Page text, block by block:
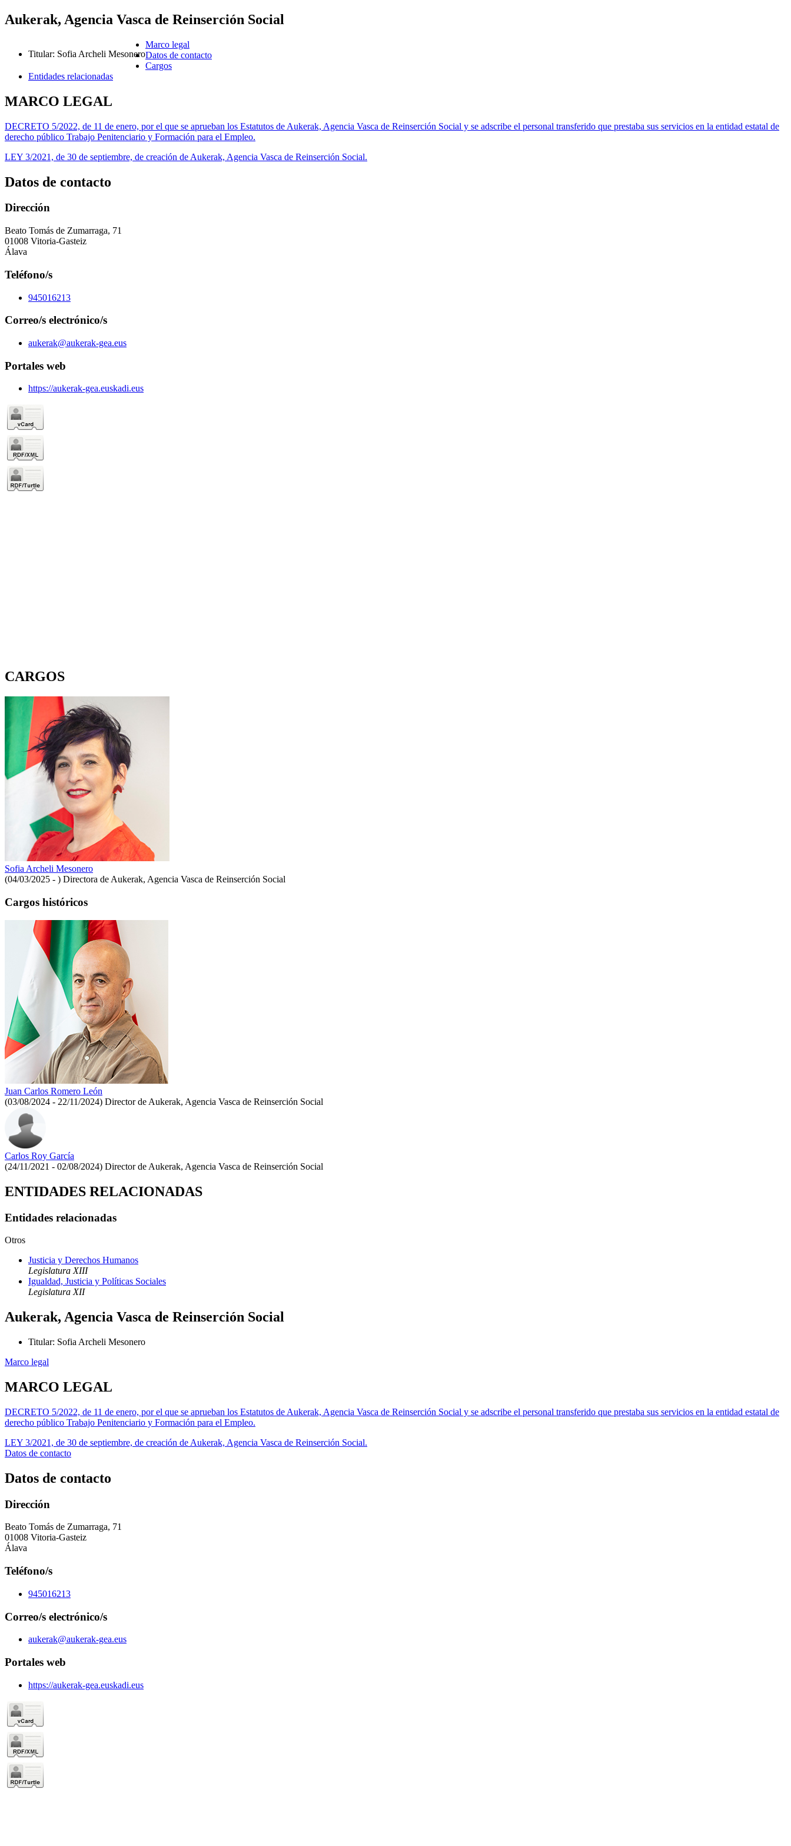
Aukerak, Agencia Vasca de Reinserción Social
Titular: Sofia Archeli Mesonero
Marco legal
Datos de contacto
Cargos
Entidades relacionadas
MARCO LEGAL
DECRETO 5/2022, de 11 de enero, por el que se aprueban los Estatutos de Aukerak, Agencia Vasca de Reinserción Social y se adscribe el personal transferido que prestaba sus servicios en la entidad estatal de
derecho público Trabajo Penitenciario y Formación para el Empleo.
LEY 3/2021, de 30 de septiembre, de creación de Aukerak, Agencia Vasca de Reinserción Social.
Datos de contacto
Dirección
Beato Tomás de Zumarraga, 71
01008 Vitoria-Gasteiz
Álava
Teléfono/s
945016213
Correo/s electrónico/s
aukerak@aukerak-gea.eus
Portales web
https://aukerak-gea.euskadi.eus
CARGOS
Sofia Archeli Mesonero
(04/03/2025 - ) Directora de Aukerak, Agencia Vasca de Reinserción Social
Cargos históricos
Juan Carlos Romero León
(03/08/2024 - 22/11/2024) Director de Aukerak, Agencia Vasca de Reinserción Social
Carlos Roy García
(24/11/2021 - 02/08/2024) Director de Aukerak, Agencia Vasca de Reinserción Social
ENTIDADES RELACIONADAS
Entidades relacionadas
Otros
Justicia y Derechos Humanos
Legislatura XIII
Igualdad, Justicia y Políticas Sociales
Legislatura XII
Aukerak, Agencia Vasca de Reinserción Social
Titular: Sofia Archeli Mesonero
Marco legal
MARCO LEGAL
DECRETO 5/2022, de 11 de enero, por el que se aprueban los Estatutos de Aukerak, Agencia Vasca de Reinserción Social y se adscribe el personal transferido que prestaba sus servicios en la entidad estatal de
derecho público Trabajo Penitenciario y Formación para el Empleo.
LEY 3/2021, de 30 de septiembre, de creación de Aukerak, Agencia Vasca de Reinserción Social.
Datos de contacto
Datos de contacto
Dirección
Beato Tomás de Zumarraga, 71
01008 Vitoria-Gasteiz
Álava
Teléfono/s
945016213
Correo/s electrónico/s
aukerak@aukerak-gea.eus
Portales web
https://aukerak-gea.euskadi.eus